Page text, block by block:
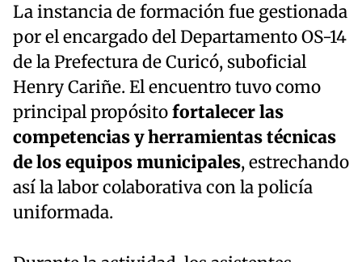
La instancia de formación fue gestionada
por el encargado del Departamento OS-14
de la Prefectura de Curicó, suboficial
Henry Cariñe. El encuentro tuvo como
principal propósitofortalecer las
competencias y herramientas técnicas
de los equipos municipales, estrechando
así la labor colaborativa con la policía
uniformada.